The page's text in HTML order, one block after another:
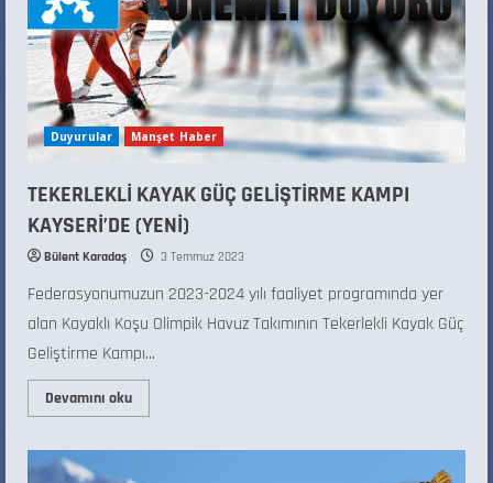
Duyurular Manşet Haber
TEKERLEKLİ KAYAK GÜÇ GELİŞTİRME KAMPI
KAYSERİ’DE (YENİ)
Bülent Karadaş 3 Temmuz 2023
Federasyonumuzun 2023-2024 yılı faaliyet programında yer
alan Kayaklı Koşu Olimpik Havuz Takımının Tekerlekli Kayak Güç
Geliştirme Kampı...
Devamını oku